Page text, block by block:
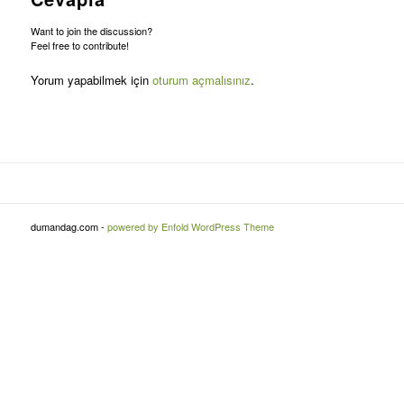
Want to join the discussion?
Feel free to contribute!
Yorum yapabilmek için oturum açmalısınız.
dumandag.com - powered by Enfold WordPress Theme